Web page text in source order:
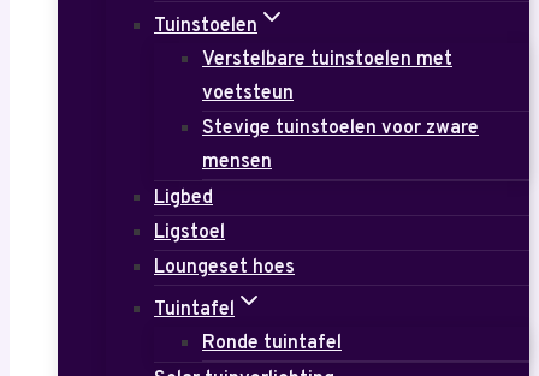
Tuinstoelen
Verstelbare tuinstoelen met
voetsteun
Stevige tuinstoelen voor zware
mensen
Ligbed
Ligstoel
Loungeset hoes
Tuintafel
Ronde tuintafel